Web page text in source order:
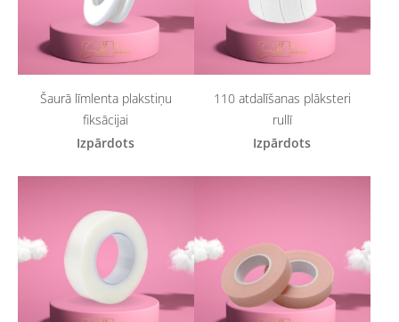
Šaurā līmlenta plakstiņu
fiksācijai
Izpārdots
110 atdalīšanas plāksteri
rullī
Izpārdots